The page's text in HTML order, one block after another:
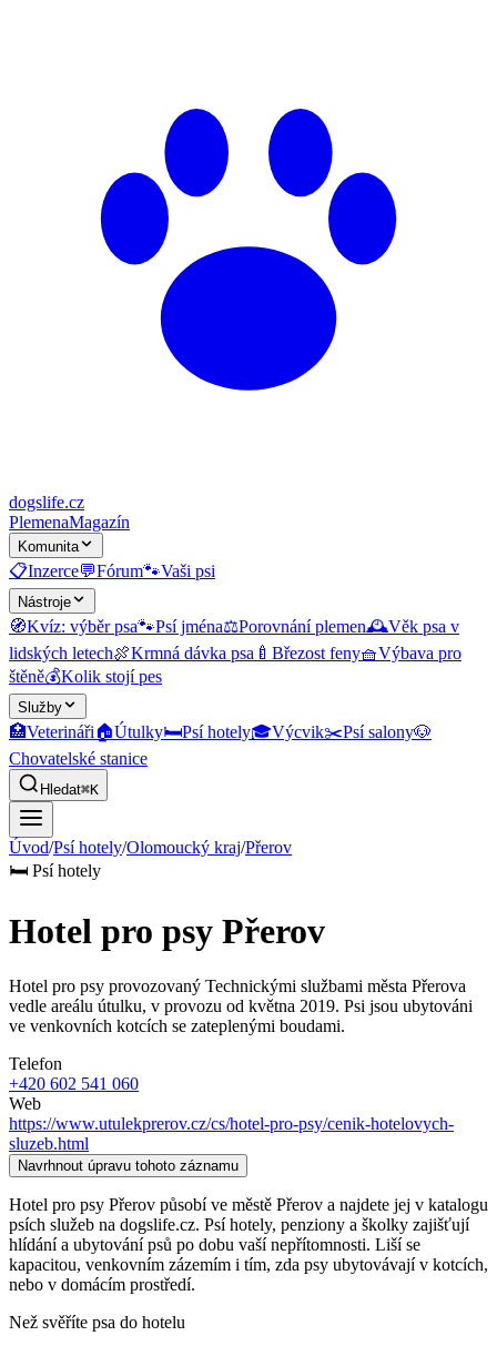
dogslife.cz
PlemenaMagazín
Komunita
📋Inzerce💬Fórum🐾Vaši psi
Nástroje
🧭Kvíz: výběr psa🐾Psí jména⚖️Porovnání plemen🕰️Věk psa v
lidských letech🍖Krmná dávka psa 🍼 Březost feny🧺Výbava pro
štěně💰Kolik stojí pes
Služby
🏥Veterináři🏠Útulky🛏️Psí hotely🎓Výcvik✂️Psí salony🐶
Chovatelské stanice
Hledat⌘K
Úvod/Psí hotely/Olomoucký kraj/Přerov
🛏️ Psí hotely
Hotel pro psy Přerov
Hotel pro psy provozovaný Technickými službami města Přerova
vedle areálu útulku, v provozu od května 2019. Psi jsou ubytováni
ve venkovních kotcích se zateplenými boudami.
Telefon
+420 602 541 060
Web
https://www.utulekprerov.cz/cs/hotel-pro-psy/cenik-hotelovych-
sluzeb.html
Navrhnout úpravu tohoto záznamu
Hotel pro psy Přerov působí ve městě Přerov a najdete jej v katalogu
psích služeb na dogslife.cz. Psí hotely, penziony a školky zajišťují
hlídání a ubytování psů po dobu vaší nepřítomnosti. Liší se
kapacitou, venkovním zázemím i tím, zda psy ubytovávají v kotcích,
nebo v domácím prostředí.
Než svěříte psa do hotelu